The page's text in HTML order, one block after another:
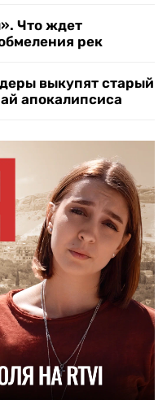
Что ждет
рек
выкупят старый
апокалипсиса